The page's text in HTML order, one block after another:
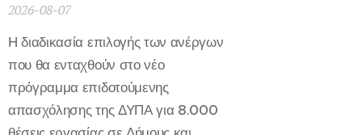
2026-08-07
Η διαδικασία επιλογής των ανέργων
που θα ενταχθούν στο νέο
πρόγραμμα επιδοτούμενης
απασχόλησης της ΔΥΠΑ για 8.000